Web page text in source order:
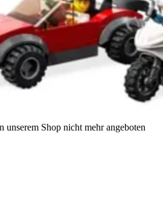
unserem Shop nicht mehr angeboten